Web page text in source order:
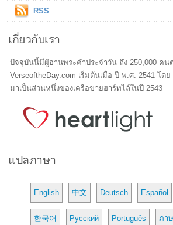
RSS
เกี่ยวกับเรา
ปัจจุบันนี้มีผู้อ่านพระคำประจำวัน ถึง 250,000 คน
VerseoftheDay.com เริ่มต้นเมื่อ ปี พ.ศ. 2541 โด
มาเป็นส่วนหนึ่งของเครือข่ายฮาร์ทไล์ในปี 2543
แปลภาษา
English 中文 Deutsch Español
한국어 Русский Português ภา